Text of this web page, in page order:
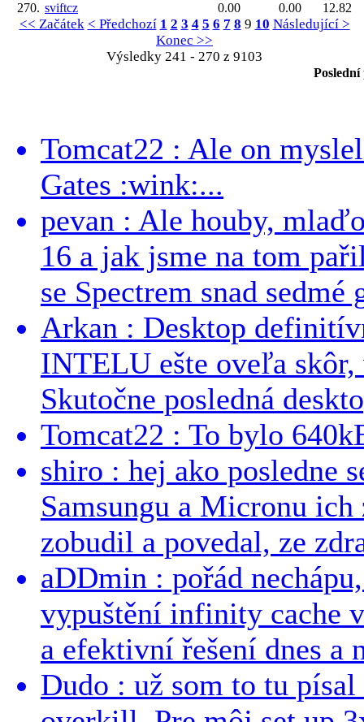
270. sviftcz 0.00 0.00 12.82
<< Začátek < Předchozí 1 2 3 4 5 6 7 8 9 10 Následující >
Konec >>
Výsledky 241 - 270 z 9103
Tomcat22 : Ale on
Gates :wink:...
pevan : Ale houby,
16 a jak jsme na tom
se Spectrem snad sedmé
Arkan : Desktop
INTELU ešte oveľa
Skutočne posledná
Tomcat22 : To bylo
shiro : hej ako posledne
Samsungu a Micronu
zobudil a povedal, ze
aDDmin : pořád
vypuštění infinity cache
a efektivní řešení dnes a
Dudo : už som to tu